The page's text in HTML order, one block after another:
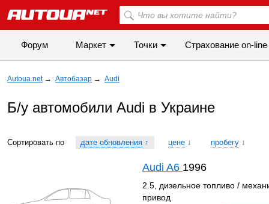
Форум Маркет Точки Cтрахование on-line
Autoua.net → Автобазар → Audi
Б/у автомобили Audi в Украине
Сортировать по дате обновления ↑ цене ↓ пробегу ↓
Audi A6 1996
2.5, дизельное топливо /
привод